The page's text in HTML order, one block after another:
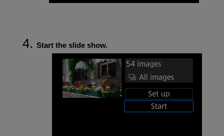
Start the slide show.